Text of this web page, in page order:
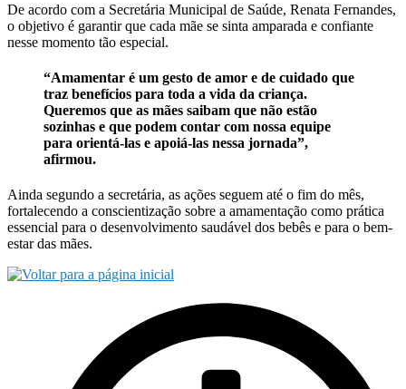
De acordo com a Secretária Municipal de Saúde, Renata Fernandes,
o objetivo é garantir que cada mãe se sinta amparada e confiante
nesse momento tão especial.
“Amamentar é um gesto de amor e de cuidado que
traz benefícios para toda a vida da criança.
Queremos que as mães saibam que não estão
sozinhas e que podem contar com nossa equipe
para orientá-las e apoiá-las nessa jornada”,
afirmou.
Ainda segundo a secretária, as ações seguem até o fim do mês,
fortalecendo a conscientização sobre a amamentação como prática
essencial para o desenvolvimento saudável dos bebês e para o bem-
estar das mães.